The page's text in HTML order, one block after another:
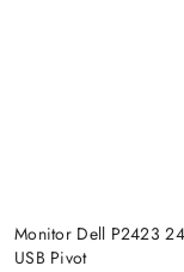
Monitor Dell P2423
USB Pivot